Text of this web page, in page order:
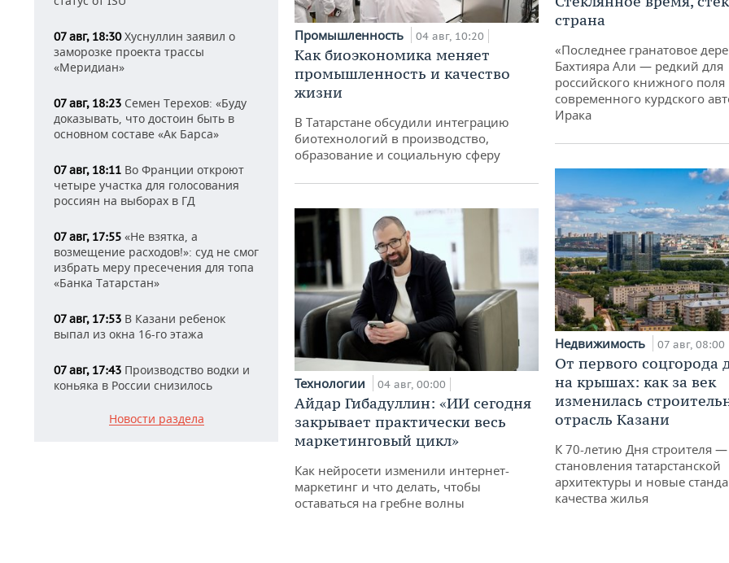
07 авг, 18:30Хуснуллин заявил о
заморозке проекта трассы
«Меридиан»
07 авг, 18:23 Семен Терехов: «Буду
доказывать, что достоин быть в
основном составе «Ак Барса»
07 авг, 18:11 Во Франции откроют
четыре участка для голосования
россиян на выборах в ГД
07 авг, 17:55 «Не взятка, а
возмещение расходов!»: суд не смог
избрать меру пресечения для топа
«Банка Татарстан»
07 авг, 17:53 В Казани ребенок
выпал из окна 16-го этажа
07 авг, 17:43 Производство водки и
коньяка в России снизилось
Новости раздела
Промышленность 04 авг, 10:20
Как биоэкономика меняет
промышленность и качество
жизни
В Татарстане обсудили интеграцию
биотехнологий в производство,
образование и социальную сферу
Технологии 04 авг, 00:00
Айдар Гибадуллин: «ИИ сегодня
закрывает практически весь
маркетинговый цикл»
Как нейросети изменили интернет-
маркетинг и что делать, чтобы
оставаться на гребне волны
страна
«Последнее гранатовое
Бахтияра Али — редкий для
российского книжного поля
современного курдского
Ирака
Недвижимость 07 авг, 08:00
От первого соцгорода
на крышах: как за век
изменилась
отрасль Казани
К 70-летию Дня строителя
становления татарстанской
архитектуры и новые
качества жилья